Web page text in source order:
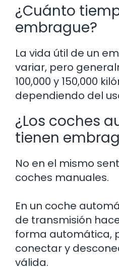
¿Cuánto
embrague?
La vida útil de un
variar, pero
100,000 y 150,000
dependiendo del
¿Los coches
tienen
No en el mismo
coches manuales.
En un coche
de transmisión
forma automática,
conectar y
válida.